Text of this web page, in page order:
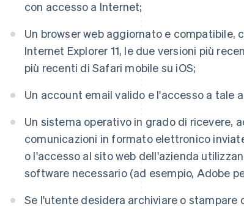
con accesso a Internet;
Un browser web aggiornato e compatibile,
Internet Explorer 11, le due versioni più
più recenti di Safari mobile su iOS;
Un account email valido e l'accesso a tale
Un sistema operativo in grado di ricevere,
comunicazioni in formato elettronico
o l'accesso al sito web dell'azienda
software necessario (ad esempio, Adobe
Se l'utente desidera archiviare o stampare